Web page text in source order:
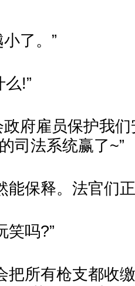
了。”
!”
政府雇员保护我
司法系统赢了~”
能保释。法官们
笑吗?”
把所有枪支都收